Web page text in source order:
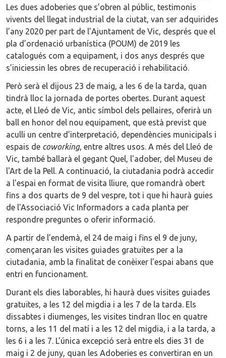
Les dues adoberies que s’obren al públic, testimonis
vivents del llegat industrial de la ciutat, van ser adquirides
l’any 2020 per part de l’Ajuntament de Vic, després que el
pla d’ordenació urbanística (POUM) de 2019 les
catalogués com a equipament, i dos anys després que
s’iniciessin les obres de recuperació i rehabilitació.
Però serà el dijous 23 de maig, a les 6 de la tarda, quan
tindrà lloc la jornada de portes obertes. Durant aquest
acte, el Lleó de Vic, antic símbol dels pellaires, oferirà un
ball en honor del nou equipament, que està previst que
aculli un centre d’interpretació, dependències municipals i
espais de coworking, entre altres usos. A més del Lleó de
Vic, també ballarà el gegant Quel, l'adober, del Museu de
l'Art de la Pell. A continuació, la ciutadania podrà accedir
a l'espai en format de visita lliure, que romandrà obert
fins a dos quarts de 9 del vespre, tot i que hi haurà guies
de l'Associació Vic Informadors a cada planta per
respondre preguntes o oferir informació.
A partir de l’endemà, el 24 de maig i fins el 9 de juny,
començaran les visites guiades gratuïtes per a la
ciutadania, amb la finalitat de conèixer l’espai abans que
entri en funcionament.
Durant els dies laborables, hi haurà dues visites guiades
gratuïtes, a les 12 del migdia i a les 7 de la tarda. Els
dissabtes i diumenges, les visites tindran lloc en quatre
torns, a les 11 del matí i a les 12 del migdia, i a la tarda, a
les 6 i a les 7. L'única excepció serà entre els dies 31 de
maig i 2 de juny, quan les Adoberies es convertiran en un